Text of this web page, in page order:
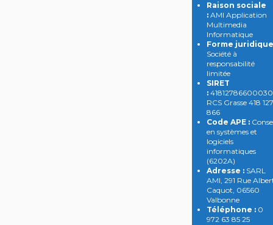
Raison sociale
: AMI Application
Multimedia
Informatique
Forme
Société à
responsabilité
limitée
SIRET
:
RCS Grasse 418 127
866
Code APE :
en systèmes et
logiciels
informatiques
(6202A)
Adresse : SARL
AMI, 291 Rue
Caquot, 06560
Valbonne
Téléphone : 0
972 63 85 25